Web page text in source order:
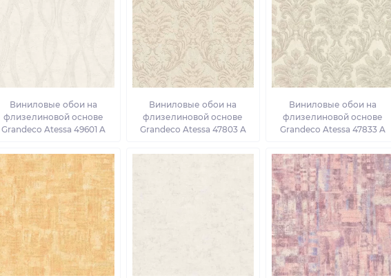
Виниловые обои на
флизелиновой основе
Grandeco Atessa 49601 A
Виниловые обои на
флизелиновой основе
Grandeco Atessa 47803 A
Виниловые обои на
флизелиновой основе
Grandeco Atessa 47833 A